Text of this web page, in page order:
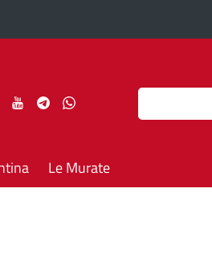
Seguici SeguiciSeguiciSeguici
Le Murate